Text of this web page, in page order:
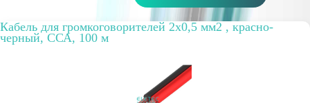
Кабель для громкоговорителей 2х0,5 мм2 , красно-
черный, ССА, 100 м